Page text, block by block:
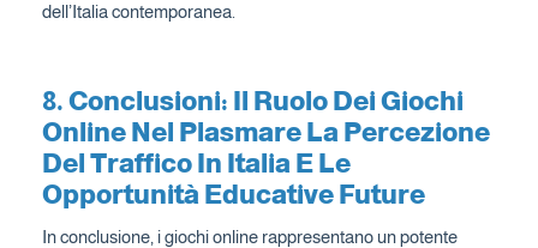
dell’Italia contemporanea.
8. Conclusioni: Il Ruolo Dei Giochi
Online Nel Plasmare La Percezione
Del Traffico In Italia E Le
Opportunità Educative Future
In conclusione, i giochi online rappresentano un potente